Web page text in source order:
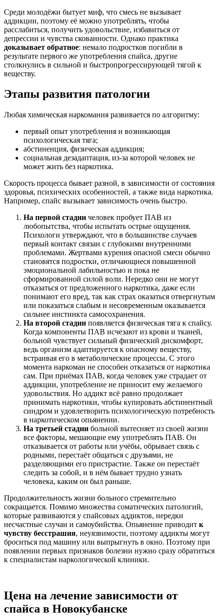
Среди молодёжи бытует миф, что смесь не вызывает
аддикции, поэтому её можно употреблять, чтобы
расслабиться, получить удовольствие, избавиться от
депрессии и чувства скованности. Однако практика
доказывает обратное: немало подростков погибли в
результате первого же употребления спайса, другие
столкнулись в сильной и быстропрогрессирующей тягой к
веществу.
Этапы развития патологии
Любая химическая наркомания развивается по алгоритму:
первый опыт употребления и возникающая
психологическая тяга;
абстиненция, физическая аддикция;
социальная дезадаптация, из-за которой человек не
может жить без наркотика.
Скорость процесса бывает разной, в зависимости от состояния
здоровья, психических особенностей, а также вида наркотика.
Например, спайс вызывает зависимость очень быстро.
На первой стадии человек пробует ПАВ из
любопытства, чтобы испытать острые ощущения.
Психологи утверждают, что в большинстве случаев
первый контакт связан с глубокими внутренними
проблемами. Жертвами курения опасной смеси обычно
становятся подростки, отличающиеся повышенной
эмоциональной лабильностью и пока не
сформированной силой воли. Нередко они не могут
отказаться от предложенного наркотика, даже если
понимают его вред, так как страх оказаться отвергнутым
или показаться слабым и несовременным оказывается
сильнее инстинкта самосохранения.
На второй стадии появляется физическая тяга к спайсу.
Когда компоненты ПАВ исчезают из крови и тканей,
больной чувствует сильный физический дискомфорт,
ведь организм адаптируется к опасному веществу,
встраивая его в метаболические процессы. С этого
момента наркоман не способен отказаться от наркотика
сам. При приёмах ПАВ, когда человек уже страдает от
аддикции, употребление не приносит ему желаемого
удовольствия. Но аддикт всё равно продолжает
принимать наркотики, чтобы купировать абстинентный
синдром и удовлетворить психологическую потребность
в наркотическом опьянении.
На третьей стадии больной вытесняет из своей жизни
все факторы, мешающие ему употреблять ПАВ. Он
отказывается от работы или учёбы, обрывает связь с
родными, перестаёт общаться с друзьями, не
разделяющими его пристрастие. Также он перестаёт
следить за собой, и в нём бывает трудно узнать
человека, каким он был раньше.
Продолжительность жизни больного стремительно
сокращается. Помимо множества соматических патологий,
которые развиваются у спайсовых аддиктов, нередки
несчастные случаи и самоубийства. Опьянение приводит к
чувству бесстрашия, неуязвимости, поэтому аддикты могут
броситься под машину или выпрыгнуть в окно. Поэтому при
появлении первых признаков болезни нужно сразу обратиться
к специалистам наркологической клиники.
Цена на лечение зависимости от
спайса в Новокубанске